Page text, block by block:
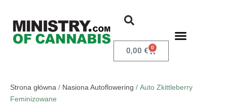
0,00 € 0
Strona główna / Nasiona Autoflowering / Auto Zkittleberry
Feminizowane